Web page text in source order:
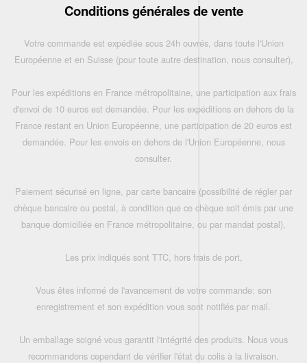
Conditions générales de vente
Votre commande est expédiée sous 24h ouvrés, dans toute l'Union
Européenne et en Suisse (pour toute autre destination, nous consulter),
Pour les expéditions en France métropolitaine, une participation aux frais
d'envoi de 10 euros est demandée. Pour les expéditions en dehors de la
France restant en Union Européenne, une participation de 20 euros est
demandée. Pour les envois en dehors de l'Union Européenne, nous
consulter.
Paiement sécurisé en ligne, par carte bancaire (possibilité de régler par
chèque bancaire ou postal, à condition que ce chèque soit émis par une
banque domiciliée en France métropolitaine, ou par mandat postal),
Les prix indiqués sont TTC, hors frais de port,
Vous êtes informé de l'avancement de votre commande: son
enregistrement et son expédition vous sont notifiés par mail.
Un emballage soigné vous garantit l'intégrité des produits. Nous vous
recommandons cependant de vérifier l'état du colis à la livraison.